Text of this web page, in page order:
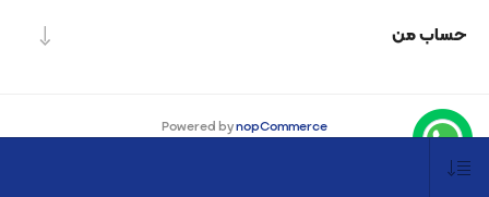
حساب من
Powered bynopCommerce